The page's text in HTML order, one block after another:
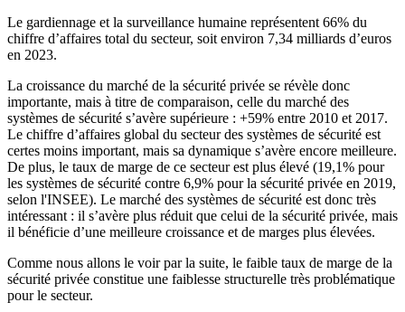
Le gardiennage et la surveillance humaine représentent 66% du
chiffre d’affaires total du secteur, soit environ 7,34 milliards d’euros
en 2023.
La croissance du marché de la sécurité privée se révèle donc
importante, mais à titre de comparaison, celle du marché des
systèmes de sécurité s’avère supérieure : +59% entre 2010 et 2017.
Le chiffre d’affaires global du secteur des systèmes de sécurité est
certes moins important, mais sa dynamique s’avère encore meilleure.
De plus, le taux de marge de ce secteur est plus élevé (19,1% pour
les systèmes de sécurité contre 6,9% pour la sécurité privée en 2019,
selon l'INSEE). Le marché des systèmes de sécurité est donc très
intéressant : il s’avère plus réduit que celui de la sécurité privée, mais
il bénéficie d’une meilleure croissance et de marges plus élevées.
Comme nous allons le voir par la suite, le faible taux de marge de la
sécurité privée constitue une faiblesse structurelle très problématique
pour le secteur.